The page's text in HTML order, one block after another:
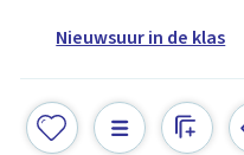
Nieuwsuur in de klas